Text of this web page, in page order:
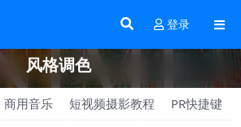
登录
风格调色
商用音乐 短视频摄影教程 PR快捷键